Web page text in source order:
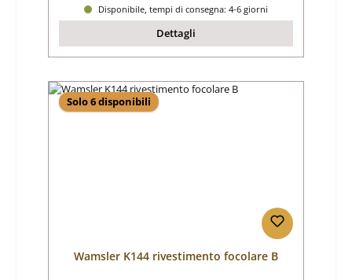
Disponibile, tempi di consegna: 4-6 giorni
Dettagli
Solo 6 disponibili
Wamsler K144 rivestimento focolare B